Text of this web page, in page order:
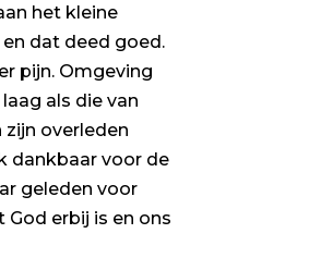
het kleine
dat deed goed.
pijn. Omgeving
als die van
overleden
dankbaar voor de
geleden voor
erbij is en ons